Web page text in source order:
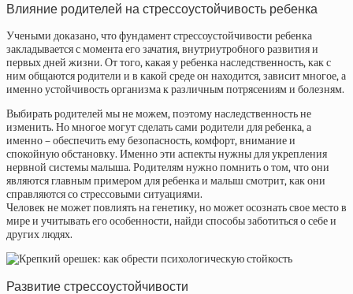
Влияние родителей на стрессоустойчивость ребенка
Учеными доказано, что фундамент стрессоустойчивости ребенка
закладывается с момента его зачатия, внутриутробного развития и
первых дней жизни. От того, какая у ребенка наследственность, как с
ним общаются родители и в какой среде он находится, зависит многое, а
именно устойчивость организма к различным потрясениям и болезням.
Выбирать родителей мы не можем, поэтому наследственность не
изменить. Но многое могут сделать сами родители для ребенка, а
именно – обеспечить ему безопасность, комфорт, внимание и
спокойную обстановку. Именно эти аспекты нужны для укрепления
нервной системы малыша. Родителям нужно помнить о том, что они
являются главным примером для ребенка и малыш смотрит, как они
справляются со стрессовыми ситуациями.
Человек не может повлиять на генетику, но может осознать свое место в
мире и учитывать его особенности, найди способы заботиться о себе и
других людях.
Развитие стрессоустойчивости